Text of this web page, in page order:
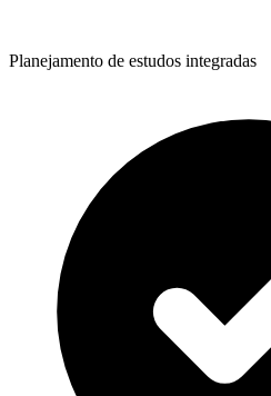
Planejamento de estudos integradas